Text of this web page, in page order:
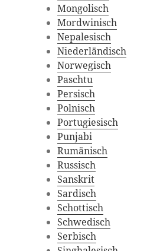
Mongolisch
Mordwinisch
Nepalesisch
Niederländisch
Norwegisch
Paschtu
Persisch
Polnisch
Portugiesisch
Punjabi
Rumänisch
Russisch
Sanskrit
Sardisch
Schottisch
Schwedisch
Serbisch